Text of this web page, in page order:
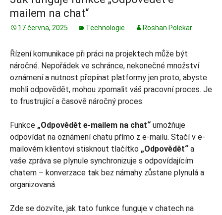
mailem na chat“
17 června, 2025 Technologie Roshan Polekar
Řízení komunikace při práci na projektech může být
náročné. Nepořádek ve schránce, nekonečné množství
oznámení a nutnost přepínat platformy jen proto, abyste
mohli odpovědět, mohou zpomalit váš pracovní proces. Je
to frustrující a časově náročný proces.
Funkce „Odpovědět e-mailem na chat“ umožňuje
odpovídat na oznámení chatu přímo z e-mailu. Stačí v e-
mailovém klientovi stisknout tlačítko „Odpovědět“ a
vaše zpráva se plynule synchronizuje s odpovídajícím
chatem – konverzace tak bez námahy zůstane plynulá a
organizovaná.
Zde se dozvíte, jak tato funkce funguje v chatech na